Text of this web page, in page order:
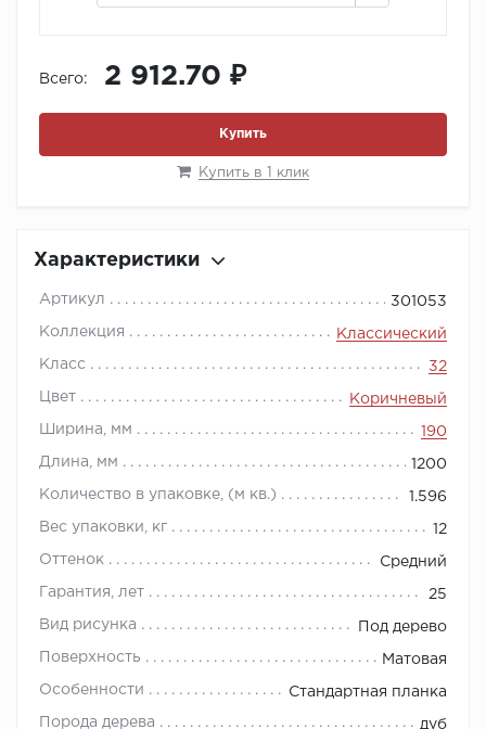
Всего: 2 912.70 ₽
Купить
Купить в 1 клик
Характеристики
Артикул 301053
Коллекция Классический
Класс 32
Цвет Коричневый
Ширина, мм 190
Длина, мм 1200
Количество в упаковке, (м кв.) 1.596
Вес упаковки, кг 12
Оттенок Средний
Гарантия, лет 25
Вид рисунка Под дерево
Поверхность Матовая
Особенности Стандартная планка
Порода дерева дуб